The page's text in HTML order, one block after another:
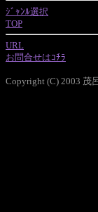
ｼﾞｬﾝﾙ選択
TOP
URL
お問合せはｺﾁﾗ
Copyright (C) 2003 茂